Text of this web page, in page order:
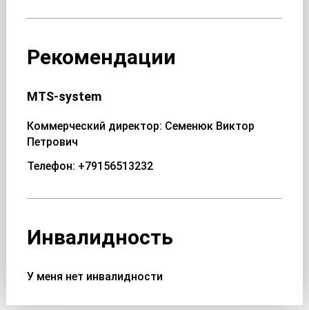
Рекомендации
MTS-system
Коммерческий директор: Семенюк Виктор
Петрович
Телефон: +79156513232
Инвалидность
У меня нет инвалидности